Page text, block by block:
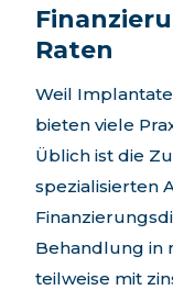
Raten
Weil
bieten viele
Üblich ist die
spezialisierten
Behandlung in
teilweise mit